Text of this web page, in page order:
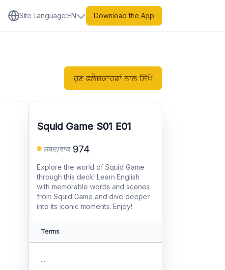
Site Language:EN Download the App
ਹੁਣ ਫਲੈਸ਼ਕਾਰਡਾਂ ਨਾਲ ਸਿੱਖੋ
Squid Game S01 E01
ਸ਼ਬਦ/ਵਾਕ 974
Explore the world of Squid Game
through this deck! Learn English
with memorable words and scenes
from Squid Game and dive deeper
into its iconic moments. Enjoy!
Terms
....